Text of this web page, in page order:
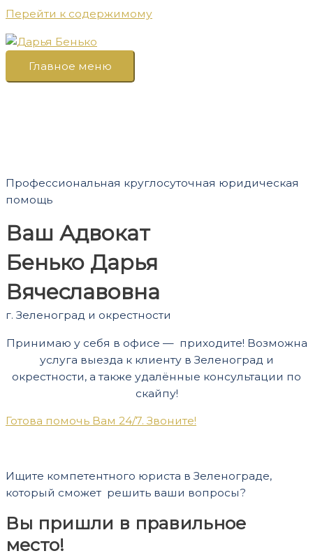
Перейти к содержимому
Главное меню
Профессиональная круглосуточная юридическая
помощь
Ваш Адвокат
Бенько Дарья
Вячеславовна
г. Зеленоград и окрестности
Принимаю у себя в офисе — приходите! Возможна
услуга выезда к клиенту в Зеленоград и
окрестности, а также удалённые консультации по
скайпу!
Готова помочь Вам 24/7. Звоните!
Ищите компетентного юриста в Зеленограде,
который сможет решить ваши вопросы?
Вы пришли в правильное
место!